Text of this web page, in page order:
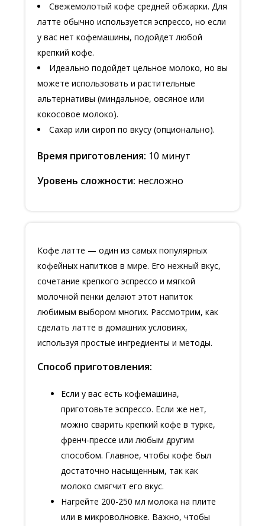
Свежемолотый кофе средней обжарки. Для
латте обычно используется эспрессо, но если
у вас нет кофемашины, подойдет любой
крепкий кофе.
Идеально подойдет цельное молоко, но вы
можете использовать и растительные
альтернативы (миндальное, овсяное или
кокосовое молоко).
Сахар или сироп по вкусу (опционально).
Время приготовления: 10 минут
Уровень сложности: несложно
Кофе латте — один из самых популярных
кофейных напитков в мире. Его нежный вкус,
сочетание крепкого эспрессо и мягкой
молочной пенки делают этот напиток
любимым выбором многих. Рассмотрим, как
сделать латте в домашних условиях,
используя простые ингредиенты и методы.
Способ приготовления:
Если у вас есть кофемашина,
приготовьте эспрессо. Если же нет,
можно сварить крепкий кофе в турке,
френч-прессе или любым другим
способом. Главное, чтобы кофе был
достаточно насыщенным, так как
молоко смягчит его вкус.
Нагрейте 200-250 мл молока на плите
или в микроволновке. Важно, чтобы